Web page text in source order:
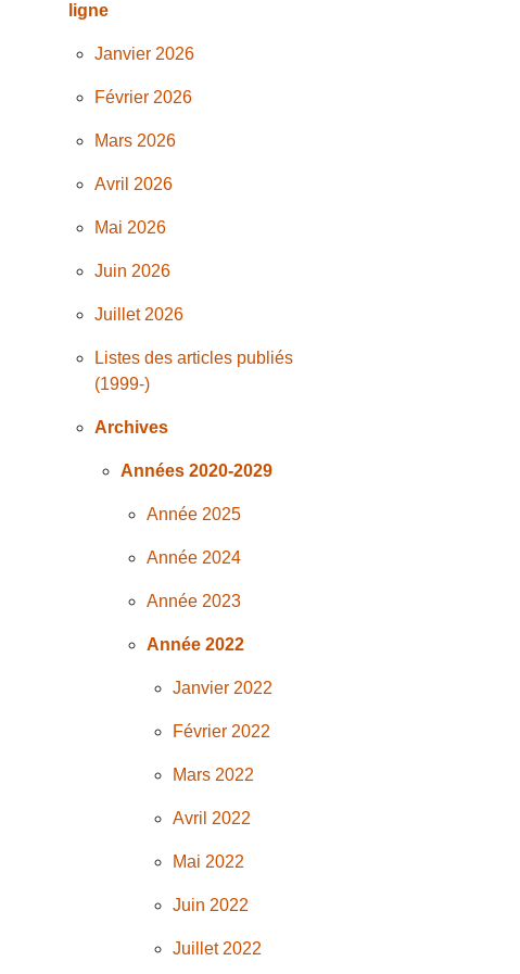
ligne
Janvier 2026
Février 2026
Mars 2026
Avril 2026
Mai 2026
Juin 2026
Juillet 2026
Listes des articles publiés
(1999-)
Archives
Années 2020-2029
Année 2025
Année 2024
Année 2023
Année 2022
Janvier 2022
Février 2022
Mars 2022
Avril 2022
Mai 2022
Juin 2022
Juillet 2022